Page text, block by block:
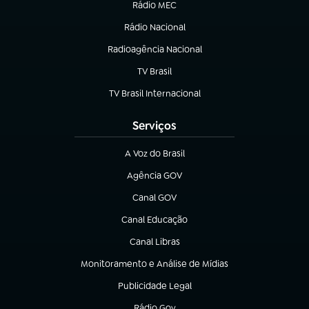
Rádio MEC
(abre em nova aba)
Rádio Nacional
Radioagência Nacional
(abre em nova aba)
TV Brasil
(abre em nova aba)
TV Brasil Internacional
(abre em nova aba)
Serviços
A Voz do Brasil
(abre em nova aba)
Agência GOV
(abre em nova aba)
Canal GOV
(abre em nova aba)
Canal Educação
(abre em nova aba)
Canal Libras
(abre em nova aba)
Monitoramento e Análise de Mídias
(abre em nova aba)
Publicidade Legal
(abre em nova aba)